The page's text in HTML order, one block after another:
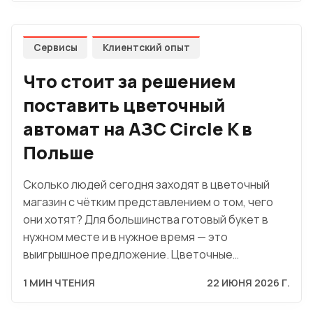
Сервисы Клиентский опыт
Что стоит за решением
поставить цветочный
автомат на АЗС Circle K в
Польше
Сколько людей сегодня заходят в цветочный
магазин с чётким представлением о том, чего
они хотят? Для большинства готовый букет в
нужном месте и в нужное время — это
выигрышное предложение. Цветочные…
1 МИН ЧТЕНИЯ 22 ИЮНЯ 2026 Г.